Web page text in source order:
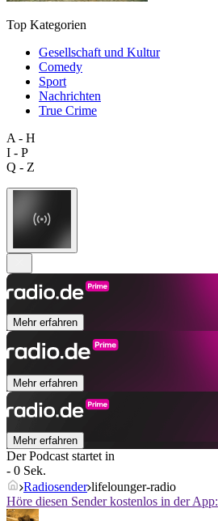
Top Kategorien
Gesellschaft und Kultur
Comedy
Sport
Nachrichten
True Crime
A - H
I - P
Q - Z
Mehr erfahren
Mehr erfahren
Mehr erfahren
Der Podcast startet in
- 0 Sek.
Radiosender lifelounger-radio
Höre diesen Sender kostenlos in der App: